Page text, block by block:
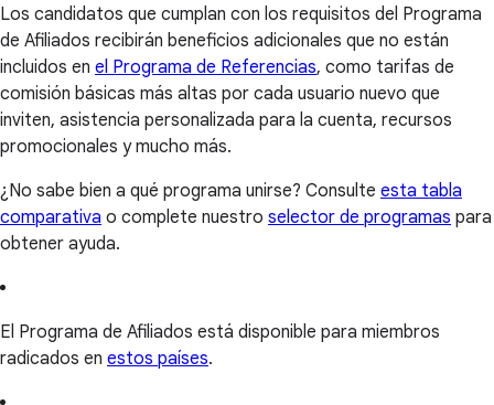
Los candidatos que cumplan con los requisitos del Programa
de Afiliados recibirán beneficios adicionales que no están
incluidos en el Programa de Referencias, como tarifas de
comisión básicas más altas por cada usuario nuevo que
inviten, asistencia personalizada para la cuenta, recursos
promocionales y mucho más.
¿No sabe bien a qué programa unirse? Consulte esta tabla
comparativa o complete nuestro selector de programas para
obtener ayuda.
El Programa de Afiliados está disponible para miembros
radicados en estos países.